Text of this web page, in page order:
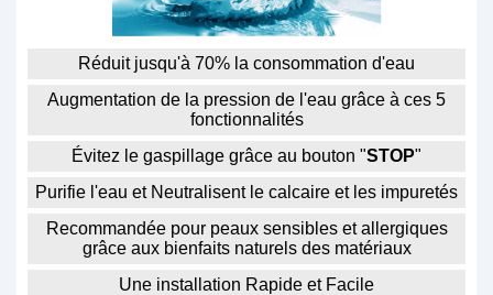
Réduit jusqu'à 70% la consommation d'eau
Augmentation de la pression de l'eau grâce à ces 5
fonctionnalités
Évitez le gaspillage grâce au bouton "STOP"
Purifie l'eau et Neutralisent le calcaire et les impuretés
Recommandée pour peaux sensibles et allergiques
grâce aux bienfaits naturels des matériaux
Une installation Rapide et Facile